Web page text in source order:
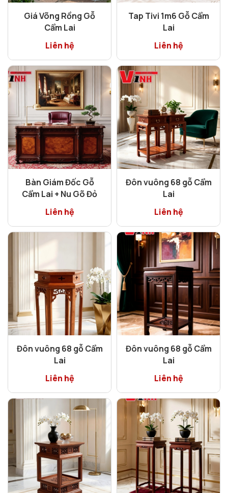
Giá Võng Rồng Gỗ
Cẩm Lai
Liên hệ
Tap Tivi 1m6 Gỗ Cẩm
Lai
Liên hệ
Bàn Giám Đốc Gỗ
Cẩm Lai + Nu Gõ Đỏ
Liên hệ
Đôn vuông 68 gỗ Cẩm
Lai
Liên hệ
Đôn vuông 68 gỗ Cẩm
Lai
Liên hệ
Đôn vuông 68 gỗ Cẩm
Lai
Liên hệ